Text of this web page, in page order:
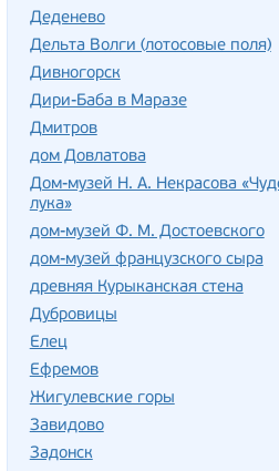
Деденево
Дельта Волги (лотосовые поля)
Дивногорск
Дири-Баба в Маразе
Дмитров
дом Довлатова
Дом-музей Н. А. Некрасова
лука»
дом-музей Ф. М. Достоевского
дом-музей французского сыра
древняя Курыканская стена
Дубровицы
Елец
Ефремов
Жигулевские горы
Завидово
Задонск